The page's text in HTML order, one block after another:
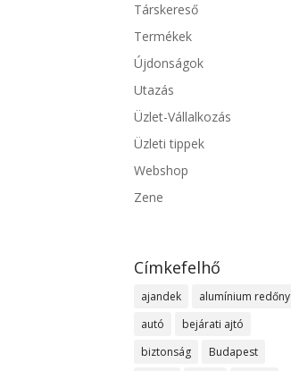
Társkereső
Termékek
Újdonságok
Utazás
Üzlet-Vállalkozás
Üzleti tippek
Webshop
Zene
Címkefelhő
ajandek
alumínium redőny
autó
bejárati ajtó
biztonság
Budapest